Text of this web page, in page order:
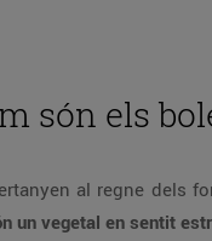
són els
al regne dels
un vegetal en sentit